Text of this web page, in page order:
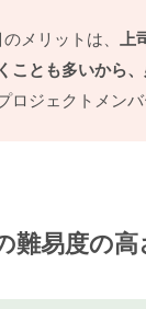
メリットは、 上
ことも多いから
ロジェクトメン
難易度の